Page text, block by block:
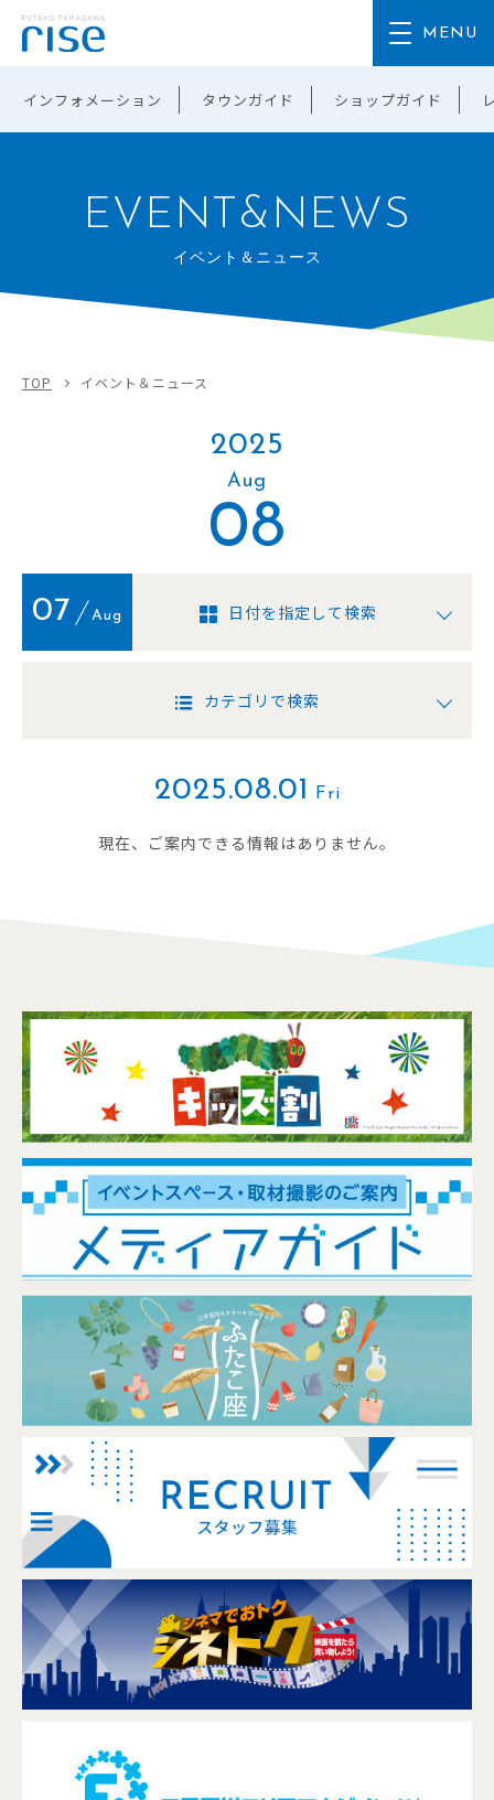
インフォメーション タウンガイド ショップガイド
EVENT&NEWS
イベント＆ニュース
TOP イベント＆ニュース
2025
Aug
08
07 Aug 日付を指定して検索
カテゴリで検索
2025.08.01 Fri
現在、ご案内できる情報はありません。